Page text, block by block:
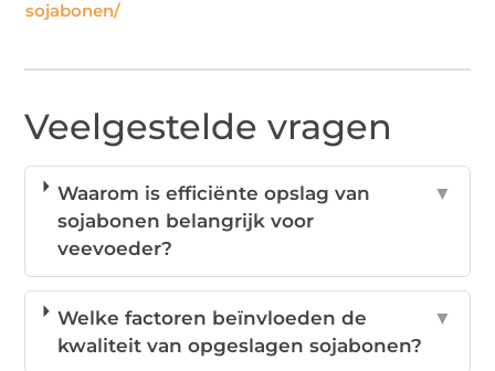
sojabonen/
Veelgestelde vragen
Waarom is efficiënte opslag van
sojabonen belangrijk voor
veevoeder?
▼
Welke factoren beïnvloeden de
kwaliteit van opgeslagen sojabonen?
▼